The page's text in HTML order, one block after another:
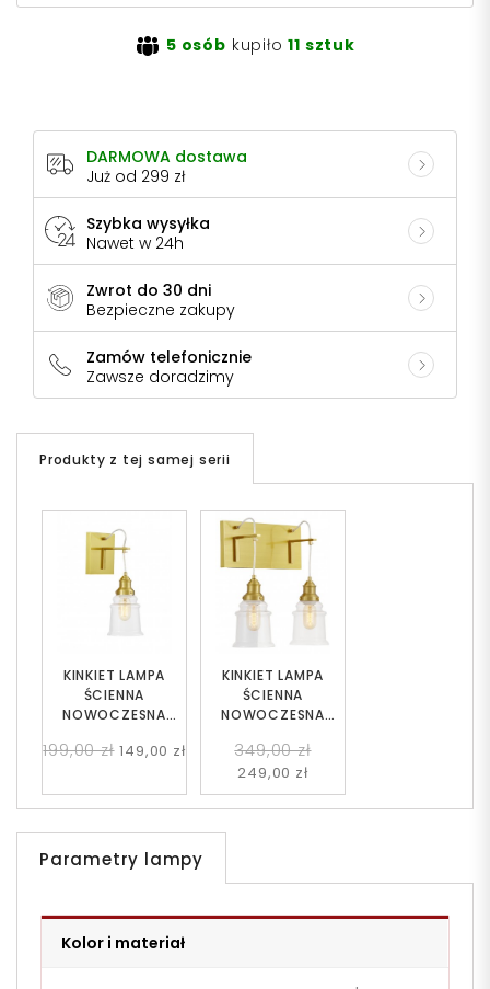
5 osób kupiło11 sztuk
DARMOWA dostawa
Już od 299 zł
Szybka wysyłka
Nawet w 24h
Zwrot do 30 dni
Bezpieczne zakupy
Zamów telefonicznie
Zawsze doradzimy
Produkty z tej samej serii
KINKIET LAMPA
ŚCIENNA
NOWOCZESNA
MOLETTI W1
199,00 zł 149,00 zł
KINKIET LAMPA
ŚCIENNA
NOWOCZESNA
MOLETTI W2
349,00 zł
249,00 zł
Parametry lampy
Kolor i materiał